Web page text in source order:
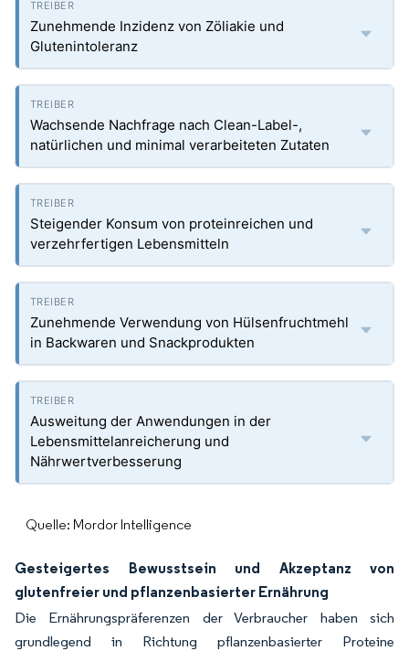
Zunehmende Inzidenz von Zöliakie und
Glutenintoleranz
Wachsende Nachfrage nach Clean-Label-,
natürlichen und minimal verarbeiteten Zutaten
Steigender Konsum von proteinreichen und
verzehrfertigen Lebensmitteln
Zunehmende Verwendung von Hülsenfruchtmehl
in Backwaren und Snackprodukten
Ausweitung der Anwendungen in der
Lebensmittelanreicherung und
Nährwertverbesserung
Quelle: Mordor Intelligence
Gesteigertes Bewusstsein und Akzeptanz von
glutenfreier und pflanzenbasierter Ernährung
Die Ernährungspräferenzen der Verbraucher haben sich
grundlegend in Richtung pflanzenbasierter Proteine